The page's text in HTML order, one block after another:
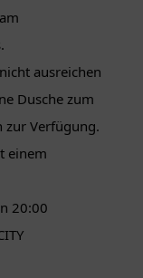
ausreichen
Dusche zum
zur Verfügung.
einem
20:00